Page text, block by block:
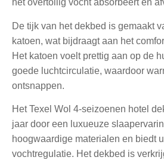
het overtollig vocht absorbeert en
De tijk van het dekbed is gemaakt
katoen, wat bijdraagt aan het
Het katoen voelt prettig aan op de
goede luchtcirculatie, waardoor
ontsnappen.
Het Texel Wol 4-seizoenen hotel
jaar door een luxueuze
hoogwaardige materialen en biedt
vochtregulatie. Het dekbed is